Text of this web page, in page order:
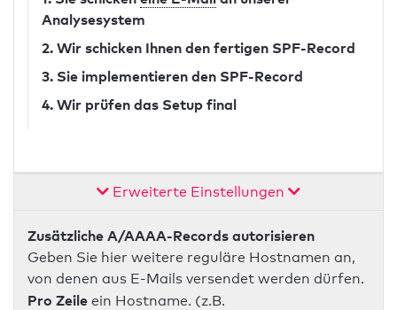
Analysesystem
2. Wir schicken Ihnen den fertigen SPF-Record
3. Sie implementieren den SPF-Record
4. Wir prüfen das Setup final
Erweiterte Einstellungen
Zusätzliche A/AAAA-Records autorisieren
Geben Sie hier weitere reguläre Hostnamen an,
von denen aus E-Mails versendet werden dürfen.
Pro Zeile ein Hostname. (z.B.